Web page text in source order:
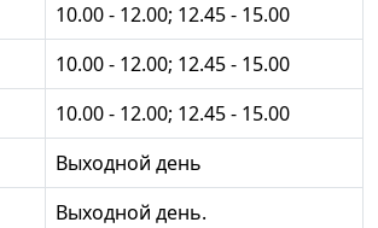
10.00 - 12.00; 12.45 - 15.00
10.00 - 12.00; 12.45 - 15.00
10.00 - 12.00; 12.45 - 15.00
Выходной день
Выходной день.